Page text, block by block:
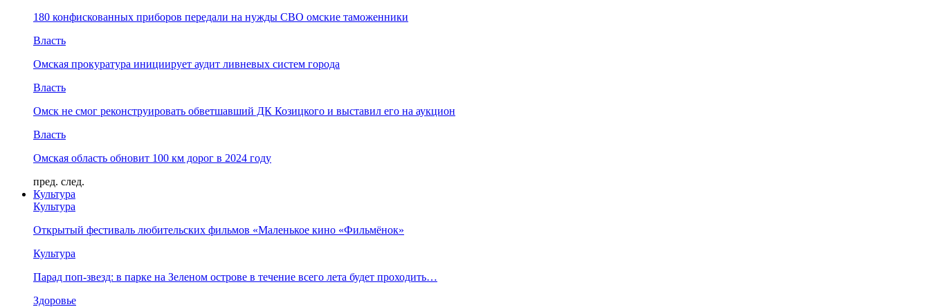
180 конфискованных приборов передали на нужды СВО омские таможенники
Власть
Омская прокуратура инициирует аудит ливневых систем города
Власть
Омск не смог реконструировать обветшавший ДК Козицкого и выставил его на аукцион
Власть
Омская область обновит 100 км дорог в 2024 году
пред. след.
Культура
Культура
Открытый фестиваль любительских фильмов «Маленькое кино «Фильмёнок»
Культура
Парад поп-звезд: в парке на Зеленом острове в течение всего лета будет проходить…
Здоровье